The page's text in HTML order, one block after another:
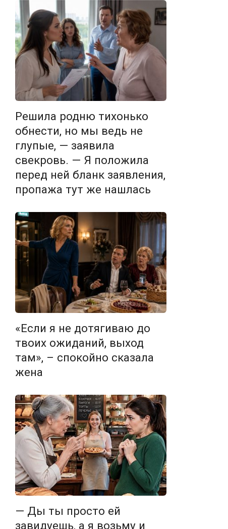
Решила родню тихонько
обнести, но мы ведь не
глупые, — заявила
свекровь. — Я положила
перед ней бланк заявления,
пропажа тут же нашлась
«Если я не дотягиваю до
твоих ожиданий, выход
там», – спокойно сказала
жена
— Ды ты просто ей
завидуешь, а я возьму и